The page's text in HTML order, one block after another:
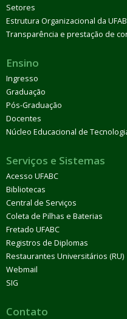
Setores
Estrutura Organizacional da
Transparência e prestação de
Ensino
Ingresso
Graduação
Pós-Graduação
Docentes
Núcleo Educacional de
Serviços e Sistemas
Acesso UFABC
Bibliotecas
Central de Serviços
Coleta de Pilhas e Baterias
Fretado UFABC
Registros de Diplomas
Restaurantes Universitários (RU)
Webmail
SIG
Contato